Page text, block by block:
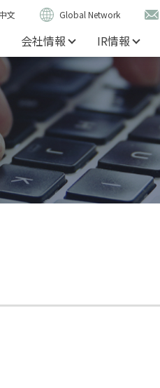
中文 Global Network
会社情報 IR情報